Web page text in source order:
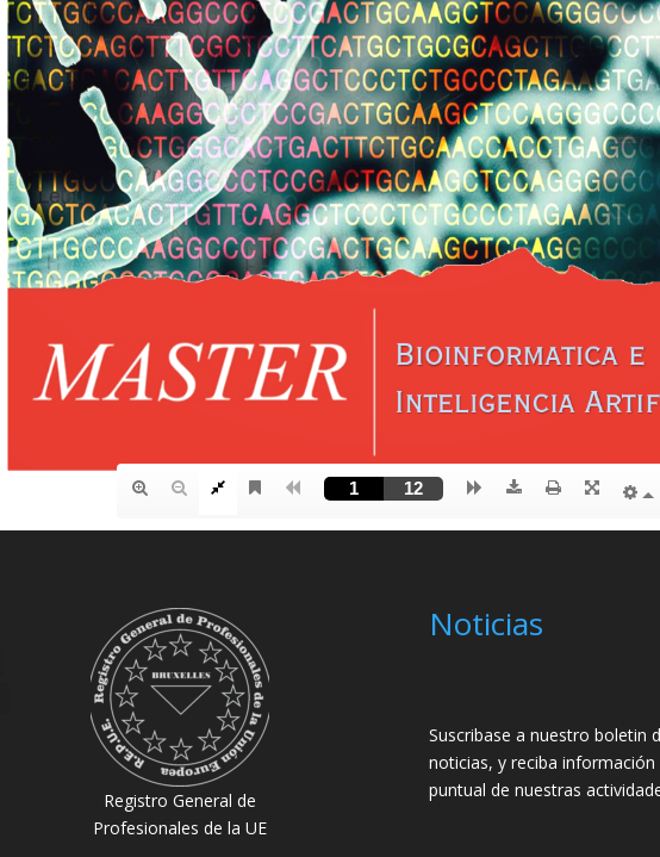
Registro General de
Profesionales de la UE
Noticias
Suscribase a nuestro boletin
noticias, y reciba información
puntual de nuestras